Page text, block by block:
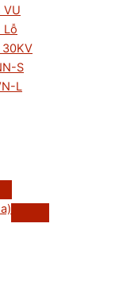
VU
Lỗ
S
L